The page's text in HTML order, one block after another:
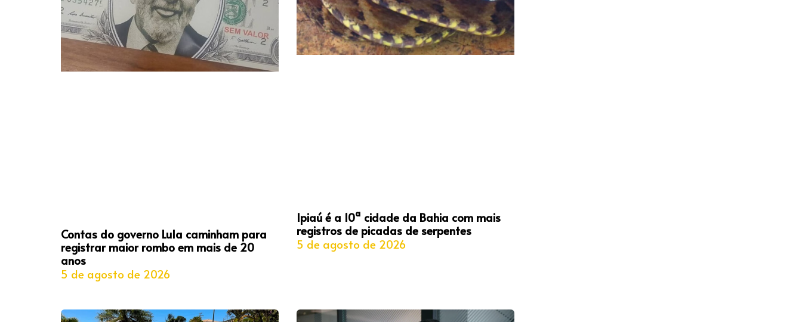
Contas do governo Lula caminham para
registrar maior rombo em mais de 20
anos
5 de agosto de 2026
Ipiaú é a 10ª cidade da Bahia com mais
registros de picadas de serpentes
5 de agosto de 2026